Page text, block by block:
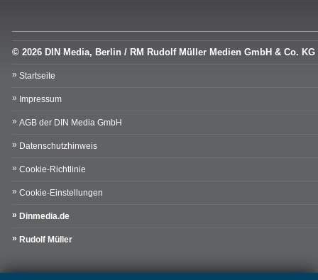
© 2026 DIN Media, Berlin / RM Rudolf Müller Medien GmbH & Co. KG
Startseite
Impressum
AGB der DIN Media GmbH
Datenschutzhinweis
Cookie-Richtlinie
Cookie-Einstellungen
Dinmedia.de
Rudolf Müller